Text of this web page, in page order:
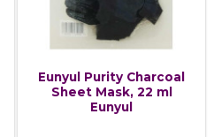
Eunyul Purity Charcoal
Sheet Mask, 22 ml
Eunyul